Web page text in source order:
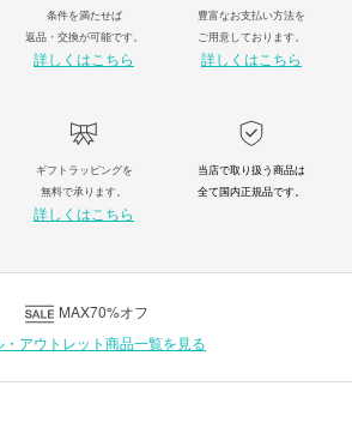
条件を満たせば
返品・交換が可能です。
詳しくはこちら
豊富なお支払い方法を
ご用意しております。
詳しくはこちら
ギフトラッピングを
無料で承ります。
詳しくはこちら
当店で取り扱う商品は
全て国内正規品です。
MAX70%オフ
・アウトレット商品一覧を見る